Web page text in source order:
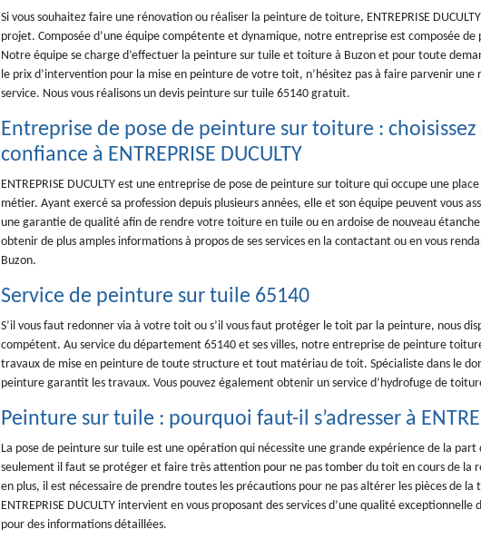
Si vous souhaitez faire une rénovation ou réaliser la peinture de toiture, ENTREPRISE
projet. Composée d’une équipe compétente et dynamique, notre entreprise est composée
Notre équipe se charge d’effectuer la peinture sur tuile et toiture à Buzon et pour toute
le prix d’intervention pour la mise en peinture de votre toit, n’hésitez pas à faire parvenir une
service. Nous vous réalisons un devis peinture sur tuile 65140 gratuit.
Entreprise de pose de peinture sur toiture : choisissez
confiance à ENTREPRISE DUCULTY
ENTREPRISE DUCULTY est une entreprise de pose de peinture sur toiture qui occupe une
métier. Ayant exercé sa profession depuis plusieurs années, elle et son équipe peuvent vous
une garantie de qualité afin de rendre votre toiture en tuile ou en ardoise de nouveau
obtenir de plus amples informations à propos de ses services en la contactant ou en vous
Buzon.
Service de peinture sur tuile 65140
S’il vous faut redonner via à votre toit ou s’il vous faut protéger le toit par la peinture, nous
compétent. Au service du département 65140 et ses villes, notre entreprise de peinture
travaux de mise en peinture de toute structure et tout matériau de toit. Spécialiste dans le
peinture garantit les travaux. Vous pouvez également obtenir un service d’hydrofuge de
Peinture sur tuile : pourquoi faut-il s’adresser à
La pose de peinture sur tuile est une opération qui nécessite une grande expérience de la part
seulement il faut se protéger et faire très attention pour ne pas tomber du toit en cours de la
en plus, il est nécessaire de prendre toutes les précautions pour ne pas altérer les pièces de la
ENTREPRISE DUCULTY intervient en vous proposant des services d’une qualité
pour des informations détaillées.